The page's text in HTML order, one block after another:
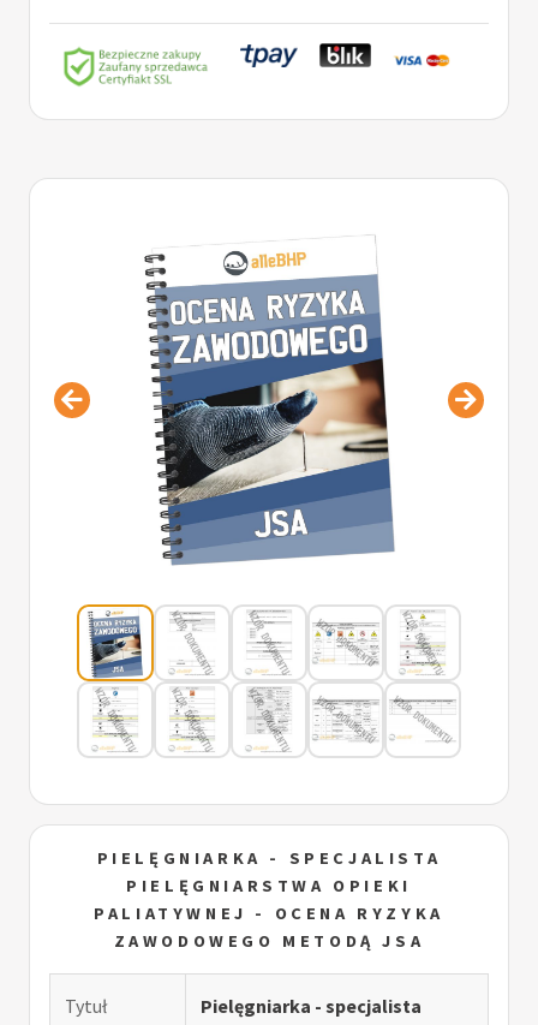
PIELĘGNIARKA - SPECJALISTA
PIELĘGNIARSTWA OPIEKI
PALIATYWNEJ - OCENA RYZYKA
ZAWODOWEGO METODĄ JSA
Tytuł
Pielęgniarka - specjalista